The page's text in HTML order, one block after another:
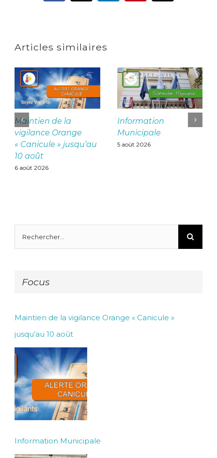
Articles similaires
Maintien de la
vigilance Orange
« Canicule » jusqu’au
10 août
6 août 2026
Information
Municipale
5 août 2026
Rechercher:
Focus
Maintien de la vigilance Orange « Canicule »
jusqu’au 10 août
Information Municipale